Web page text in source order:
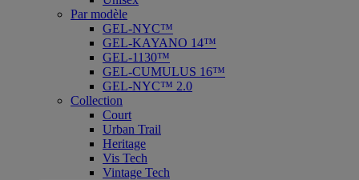
Par modèle
GEL-NYC™
GEL-KAYANO 14™
GEL-1130™
GEL-CUMULUS 16™
GEL-NYC™ 2.0
Collection
Court
Urban Trail
Heritage
Vis Tech
Vintage Tech